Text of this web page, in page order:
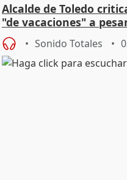
Alcalde de Toledo
"de vacaciones" a
Sonido Totales